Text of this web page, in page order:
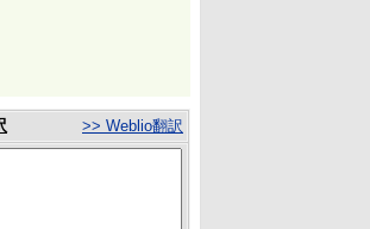
>> Weblio翻訳